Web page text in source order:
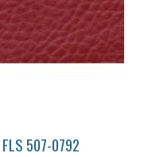
507-0792